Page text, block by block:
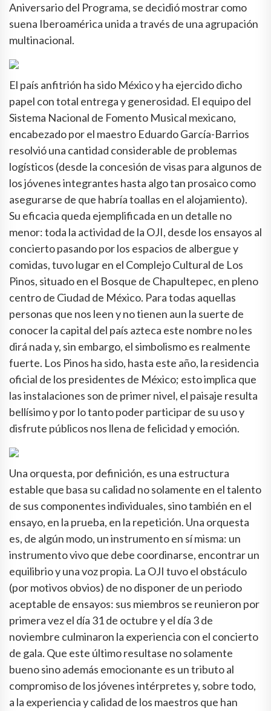
Aniversario del Programa, se decidió mostrar como
suena Iberoamérica unida a través de una agrupación
multinacional.
El país anfitrión ha sido México y ha ejercido dicho
papel con total entrega y generosidad. El equipo del
Sistema Nacional de Fomento Musical mexicano,
encabezado por el maestro Eduardo García-Barrios
resolvió una cantidad considerable de problemas
logísticos (desde la concesión de visas para algunos de
los jóvenes integrantes hasta algo tan prosaico como
asegurarse de que habría toallas en el alojamiento).
Su eficacia queda ejemplificada en un detalle no
menor: toda la actividad de la OJI, desde los ensayos al
concierto pasando por los espacios de albergue y
comidas, tuvo lugar en el Complejo Cultural de Los
Pinos, situado en el Bosque de Chapultepec, en pleno
centro de Ciudad de México. Para todas aquellas
personas que nos leen y no tienen aun la suerte de
conocer la capital del país azteca este nombre no les
dirá nada y, sin embargo, el simbolismo es realmente
fuerte. Los Pinos ha sido, hasta este año, la residencia
oficial de los presidentes de México; esto implica que
las instalaciones son de primer nivel, el paisaje resulta
bellísimo y por lo tanto poder participar de su uso y
disfrute públicos nos llena de felicidad y emoción.
Una orquesta, por definición, es una estructura
estable que basa su calidad no solamente en el talento
de sus componentes individuales, sino también en el
ensayo, en la prueba, en la repetición. Una orquesta
es, de algún modo, un instrumento en sí misma: un
instrumento vivo que debe coordinarse, encontrar un
equilibrio y una voz propia. La OJI tuvo el obstáculo
(por motivos obvios) de no disponer de un periodo
aceptable de ensayos: sus miembros se reunieron por
primera vez el día 31 de octubre y el día 3 de
noviembre culminaron la experiencia con el concierto
de gala. Que este último resultase no solamente
bueno sino además emocionante es un tributo al
compromiso de los jóvenes intérpretes y, sobre todo,
a la experiencia y calidad de los maestros que han